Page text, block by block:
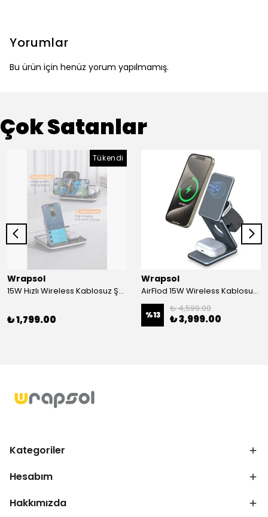
Yorumlar
Bu ürün için henüz yorum yapılmamış.
Çok Satanlar
Tükendi
Wrapsol
15W Hızlı Wireless Kablosuz Şarj Standı 4 in 1 Masaüstü İstasyon -iPhone-android-watch-airpods Uyumlu
₺ 1,799.00
Wrapsol
AirFlod 15W Wireless Kablosuz Şarj Standı Alüminyum Katlanabilir 3in1 iPhone-android-watch-airpods
%13
₺ 4,599.00
₺ 3,999.00
Kategoriler
Hesabım
Hakkımızda